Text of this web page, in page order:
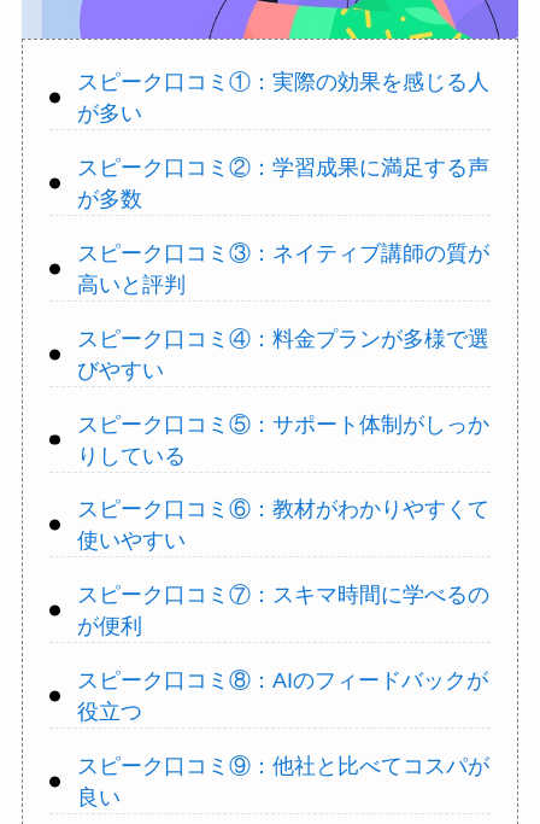
スピーク口コミ①：実際の効果を感じる人
が多い
スピーク口コミ②：学習成果に満足する声
が多数
スピーク口コミ③：ネイティブ講師の質が
高いと評判
スピーク口コミ④：料金プランが多様で選
びやすい
スピーク口コミ⑤：サポート体制がしっか
りしている
スピーク口コミ⑥：教材がわかりやすくて
使いやすい
スピーク口コミ⑦：スキマ時間に学べるの
が便利
スピーク口コミ⑧：AIのフィードバックが
役立つ
スピーク口コミ⑨：他社と比べてコスパが
良い